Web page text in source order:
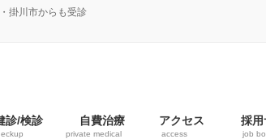
掛川市からも受診
診/検診 自費治療
private medical
アクセス
access
採用
job